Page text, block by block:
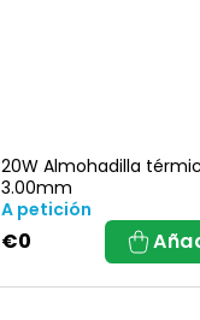
20W Almohadilla
3.00mm
A petición
€0